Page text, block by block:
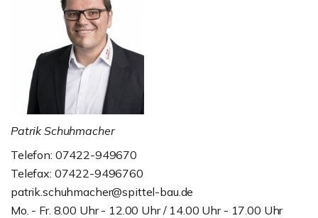
Patrik Schuhmacher
Telefon: 07422-949670
Telefax: 07422-9496760
patrik.schuhmacher@spittel-bau.de
Mo. - Fr. 8.00 Uhr - 12.00 Uhr / 14.00 Uhr - 17.00 Uhr